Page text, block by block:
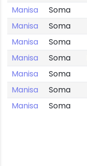
Manisa
Soma
Manisa
Soma
Manisa
Soma
Manisa
Soma
Manisa
Soma
Manisa
Soma
Manisa
Soma